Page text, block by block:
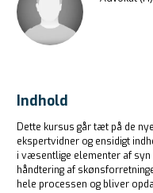
Indhold
Dette kursus går tæt på de
ekspertvidner og ensidigt
i væsentlige elementer af
håndtering af
hele processen og bliver